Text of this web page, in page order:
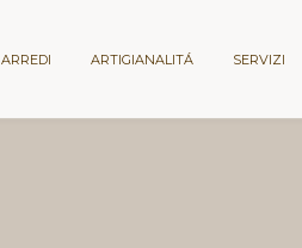
ARREDI ARTIGIANALITÁ SERVIZI